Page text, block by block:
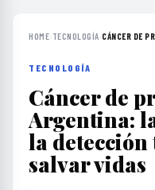
HOME› TECNOLOGÍA›CÁNCER DE
TECNOLOGÍA
Cáncer de
Argentina:
la
salvar vidas